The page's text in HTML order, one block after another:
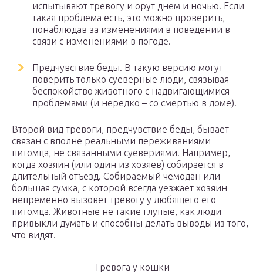
испытывают тревогу и орут днем и ночью. Если
такая проблема есть, это можно проверить,
понаблюдав за изменениями в поведении в
связи с изменениями в погоде.
Предчувствие беды. В такую версию могут
поверить только суеверные люди, связывая
беспокойство животного с надвигающимися
проблемами (и нередко – со смертью в доме).
Второй вид тревоги, предчувствие беды, бывает
связан с вполне реальными переживаниями
питомца, не связанными суевериями. Например,
когда хозяин (или один из хозяев) собирается в
длительный отъезд. Собираемый чемодан или
большая сумка, с которой всегда уезжает хозяин
непременно вызовет тревогу у любящего его
питомца. Животные не такие глупые, как люди
привыкли думать и способны делать выводы из того,
что видят.
Тревога у кошки